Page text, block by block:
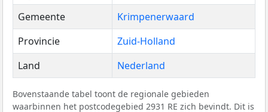
Gemeente
Krimpenerwaard
Provincie
Zuid-Holland
Land
Nederland
Bovenstaande tabel toont de regionale gebieden
waarbinnen het postcodegebied 2931 RE zich bevindt. Dit is